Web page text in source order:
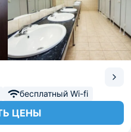
бесплатный Wi-fi
ЦЕНЫ